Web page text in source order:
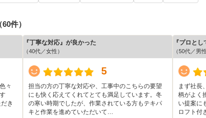
60件）
々
き
『丁寧な対応』が良かった
（40代／女性）
5
担当の方の丁寧な対応や、工事中のこちらの要望
にも快く応えてくれてとても満足しています。冬
の寒い時期でしたが、作業されている方もテキパ
キと作業を進めていただいて…
『プロと
（50代／男性
まず社長
柄がよく
い提案に
ロフト付